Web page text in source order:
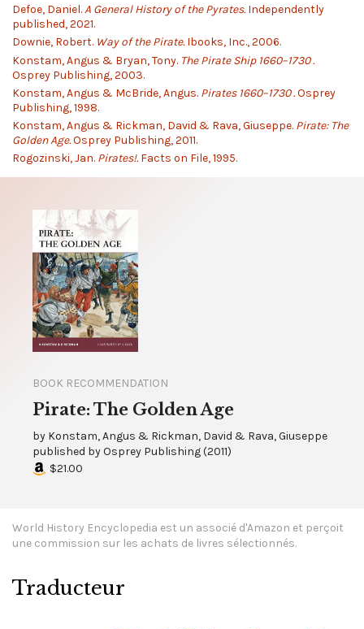
Defoe, Daniel.A General History of the Pyrates.Independently
published, 2021.
Downie, Robert. Way of the Pirate.Ibooks, Inc., 2006.
Konstam, Angus & Bryan, Tony. The Pirate Ship 1660–1730 .
Osprey Publishing, 2003.
Konstam, Angus & McBride, Angus. Pirates 1660–1730 .Osprey
Publishing, 1998.
Konstam, Angus & Rickman, David & Rava, Giuseppe. Pirate: The
Golden Age.Osprey Publishing, 2011.
Rogozinski, Jan. Pirates!.Facts on File, 1995.
BOOK RECOMMENDATION
Pirate: The Golden Age
by Konstam, Angus & Rickman, David & Rava, Giuseppe
published byOsprey Publishing(2011)
$21.00
World History Encyclopedia est un associé d'Amazon et perçoit
une commission sur les achats de livres sélectionnés.
Traducteur